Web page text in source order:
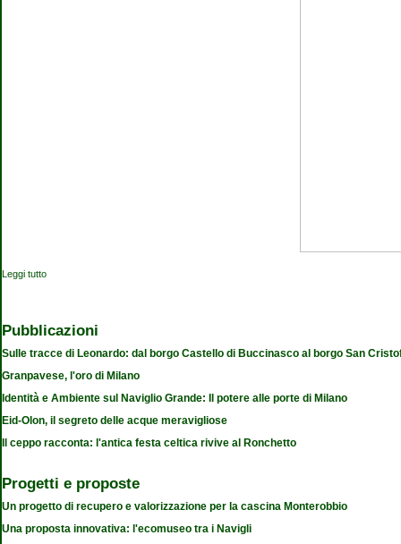
Leggi tutto
Pubblicazioni
Sulle tracce di Leonardo: dal borgo Castello di Buccinasco al borgo San
Granpavese, l'oro di Milano
Identità e Ambiente sul Naviglio Grande: Il potere alle porte di Milano
Eid-Olon, il segreto delle acque meravigliose
Il ceppo racconta: l'antica festa celtica rivive al Ronchetto
Progetti e proposte
Un progetto di recupero e valorizzazione per la cascina Monterobbio
Una proposta innovativa: l'ecomuseo tra i Navigli